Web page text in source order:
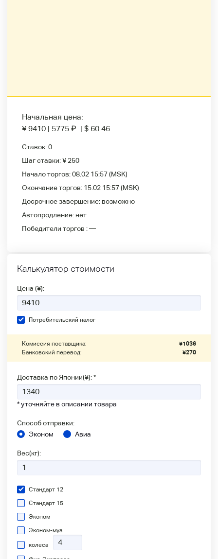
Начальная цена:
¥ 9410 | 5775 ₽ | $ 60.46
Ставок:0
Шаг ставки:¥ 250
Начало торгов:08.02 15:57(MSK)
Окончание торгов: 15.02 15:57(MSK)
Досрочное завершение: возможно
Автопродление: нет
Победители
торгов :—
Калькулятор стоимости
Цена (¥):
Потребительский налог
Комиссия поставщика: ¥1036
Банковский перевод:
¥270
Доставка по Японии(¥): *
* уточняйте в описании товара
Способ отправки:
Эконом
Авиа
Вес(кг):
Стандарт 12
Стандарт 15
Эконом
Эконом-муз
колеса